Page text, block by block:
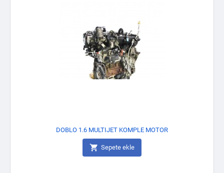
DOBLO 1.6 MULTIJET KOMPLE MOTOR
 Sepete ekle